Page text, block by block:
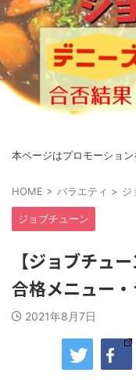
本ページはプロモーション
HOME > バラエティ > ジ
ジョブチューン
【ジョブチュ
合格メニュー
2021年8月7日